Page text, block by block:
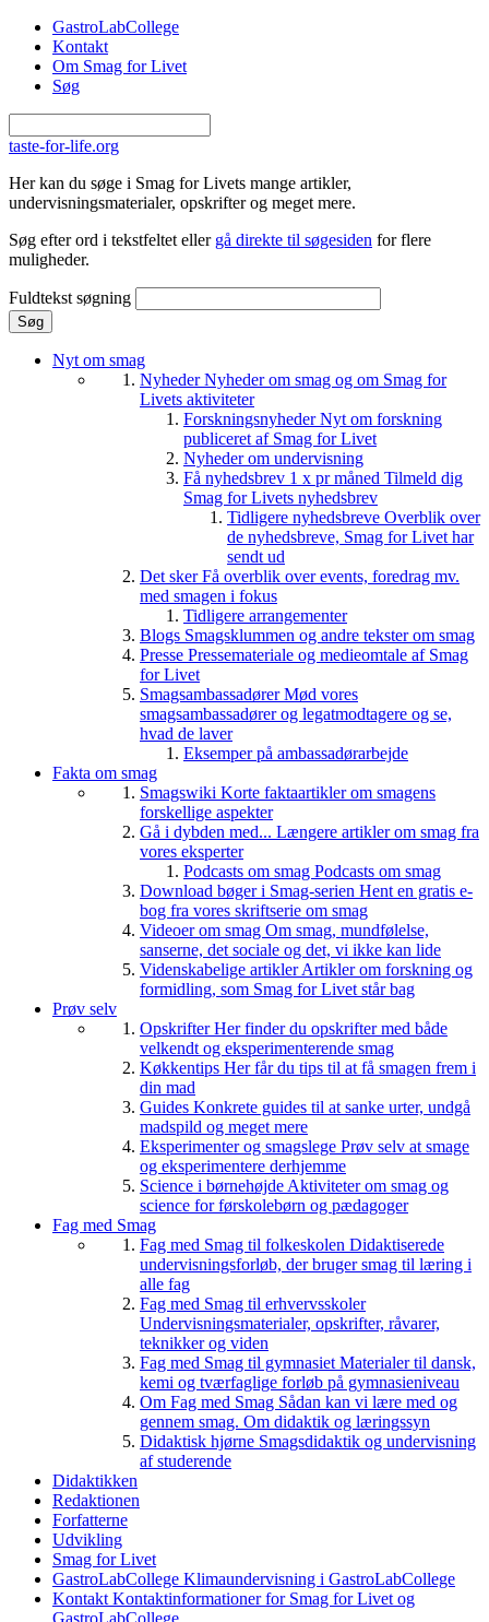
Gå til hovedindhold
GastroLabCollege
Kontakt
Om Smag for Livet
Søg
taste-for-life.org
Her kan du søge i Smag for Livets mange artikler,
undervisningsmaterialer, opskrifter og meget mere.
Søg efter ord i tekstfeltet eller gå direkte til søgesiden for flere
muligheder.
Fuldtekst søgning
Nyt om smag
NyhederNyheder om smag og om Smag for
Livets aktiviteter
ForskningsnyhederNyt om forskning
publiceret af Smag for Livet
Nyheder om undervisning
Få nyhedsbrev 1 x pr måned Tilmeld dig
Smag for Livets nyhedsbrev
Tidligere nyhedsbreve Overblik over
de nyhedsbreve, Smag for Livet har
sendt ud
Det skerFå overblik over events, foredrag mv.
med smagen i fokus
Tidligere arrangementer
Blogs Smagsklummen og andre tekster om smag
Presse Pressemateriale og medieomtale af Smag
for Livet
SmagsambassadørerMød vores
smagsambassadører og legatmodtagere og se,
hvad de laver
Eksemper på ambassadørarbejde
Fakta om smag
Smagswiki Korte faktaartikler om smagens
forskellige aspekter
Gå i dybden med... Længere artikler om smag fra
vores eksperter
Podcasts om smag Podcasts om smag
Download bøger i Smag-serien Hent en gratis e-
bog fra vores skriftserie om smag
Videoer om smag Om smag, mundfølelse,
sanserne, det sociale og det, vi ikke kan lide
Videnskabelige artiklerArtikler om forskning og
formidling, som Smag for Livet står bag
Prøv selv
OpskrifterHer finder du opskrifter med både
velkendt og eksperimenterende smag
Køkkentips Her får du tips til at få smagen frem i
din mad
Guides Konkrete guides til at sanke urter, undgå
madspild og meget mere
Eksperimenter og smagslege Prøv selv at smage
og eksperimentere derhjemme
Science i børnehøjde Aktiviteter om smag og
science for førskolebørn og pædagoger
Fag med Smag
Fag med Smag til folkeskolen Didaktiserede
undervisningsforløb, der bruger smag til læring i
alle fag
Fag med Smag til erhvervsskoler
Undervisningsmaterialer, opskrifter, råvarer,
teknikker og viden
Fag med Smag til gymnasiet Materialer til dansk,
kemi og tværfaglige forløb på gymnasieniveau
Om Fag med Smag Sådan kan vi lære med og
gennem smag. Om didaktik og læringssyn
Didaktisk hjørne Smagsdidaktik og undervisning
af studerende
Didaktikken
Redaktionen
Forfatterne
Udvikling
Smag for Livet
GastroLabCollege Klimaundervisning i GastroLabCollege
Kontakt Kontaktinformationer for Smag for Livet og
GastroLabCollege